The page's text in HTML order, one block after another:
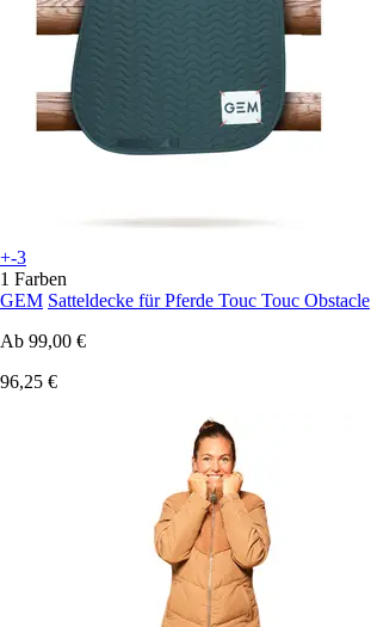
+-3
1 Farben
GEM Satteldecke für Pferde Touc Touc Obstacle
Ab 99,00 €
96,25 €